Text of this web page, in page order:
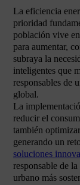
La eficiencia
prioridad
población vive
para aumentar,
subraya la
inteligentes que
responsables de
global.
La
reducir el
también
generando un
soluciones
responsable de
urbano más